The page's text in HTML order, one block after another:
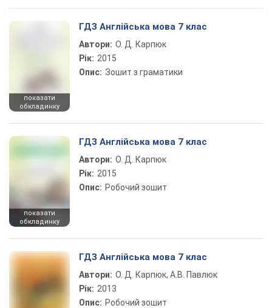
показати
обкладинку
ГДЗ Англійська мова 7 клас
Автори: О. Д. Карпюк
Рік: 2015
Опис: Зошит з граматики
показати
обкладинку
ГДЗ Англійська мова 7 клас
Автори: О. Д. Карпюк
Рік: 2015
Опис: Робочий зошит
ГДЗ Англійська мова 7 клас
Автори: О. Д. Карпюк, А.В. Павлюк
Рік: 2013
Опис: Робочий зошит